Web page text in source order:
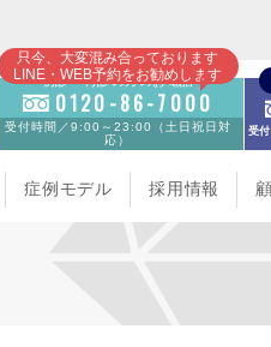
只今、大変混み合っております
LINE・WEB予約をお勧めします
初診・再診の方のお電話
0120-86-7000
受付時間／9:00～23:00（土日祝日対
応）
受
症例モデル 採用情報